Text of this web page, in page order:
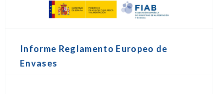
Informe Reglamento Europeo de
Envases